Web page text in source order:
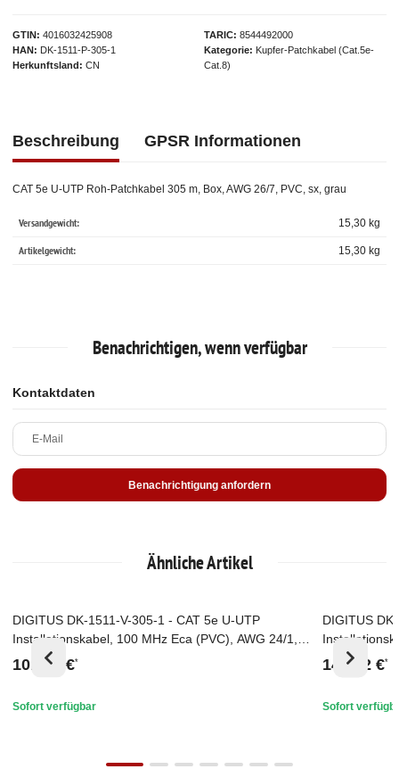
GTIN 4016032425908
HAN
DK-1511-P-305-1
Herkunftsland
CN
TARIC
8544492000
Kategorie
Kupfer-Patchkabel (Cat.5e-
Cat.8)
Beschreibung GPSR Informationen
CAT 5e U-UTP Roh-Patchkabel 305 m, Box, AWG 26/7, PVC, sx, grau
Versandgewicht: 15,30 kg
Artikelgewicht: 15,30 kg
Benachrichtigen, wenn verfügbar
Kontaktdaten
E-Mail
Benachrichtigung anfordern
Ähnliche Artikel
Top
DIGITUS DK-1511-V-305-1 - CAT 5e U-UTP
Installationskabel, 100 MHz Eca (PVC), AWG 24/1,
305 m Karton, Sx, Grau
101,85 €*
Sofort verfügbar
Top
DIGITUS
305 m
146,62 €*
Sofort